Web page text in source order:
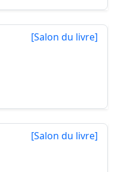
[Salon du livre]
[Salon du livre]